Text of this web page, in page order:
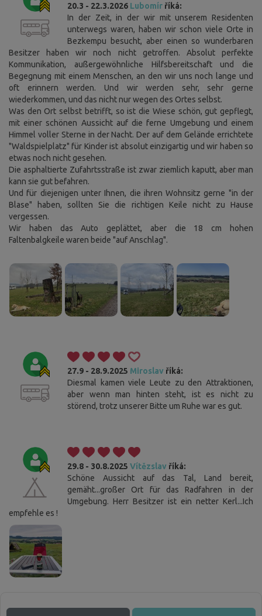
20.3 - 22.3.2026 Lubomír říká:
In der Zeit, in der wir mit unserem Residenten
unterwegs waren, haben wir schon viele Orte in
Bezkempu besucht, aber einen so wunderbaren
Besitzer haben wir noch nicht getroffen. Absolut perfekte
Kommunikation, außergewöhnliche Hilfsbereitschaft und die
Begegnung mit einem Menschen, an den wir uns noch lange und
oft erinnern werden. Und wir werden sehr, sehr gerne
wiederkommen, und das nicht nur wegen des Ortes selbst.
Was den Ort selbst betrifft, so ist die Wiese schön, gut gepflegt,
mit einer schönen Aussicht auf die ferne Umgebung und einem
Himmel voller Sterne in der Nacht. Der auf dem Gelände errichtete
"Waldspielplatz" für Kinder ist absolut einzigartig und wir haben so
etwas noch nicht gesehen.
Die asphaltierte Zufahrtsstraße ist zwar ziemlich kaputt, aber man
kann sie gut befahren.
Und für diejenigen unter Ihnen, die ihren Wohnsitz gerne "in der
Blase" haben, sollten Sie die richtigen Keile nicht zu Hause
vergessen.
Wir haben das Auto geplättet, aber die 18 cm hohen
Faltenbalgkeile waren beide "auf Anschlag".
27.9 - 28.9.2025 Miroslav říká:
Diesmal kamen viele Leute zu den Attraktionen,
aber wenn man hinten steht, ist es nicht zu
störend, trotz unserer Bitte um Ruhe war es gut.
29.8 - 30.8.2025 Vítězslav říká:
Schöne Aussicht auf das Tal, Land bereit,
gemäht...großer Ort für das Radfahren in der
Umgebung. Herr Besitzer ist ein netter Kerl...Ich
empfehle es !